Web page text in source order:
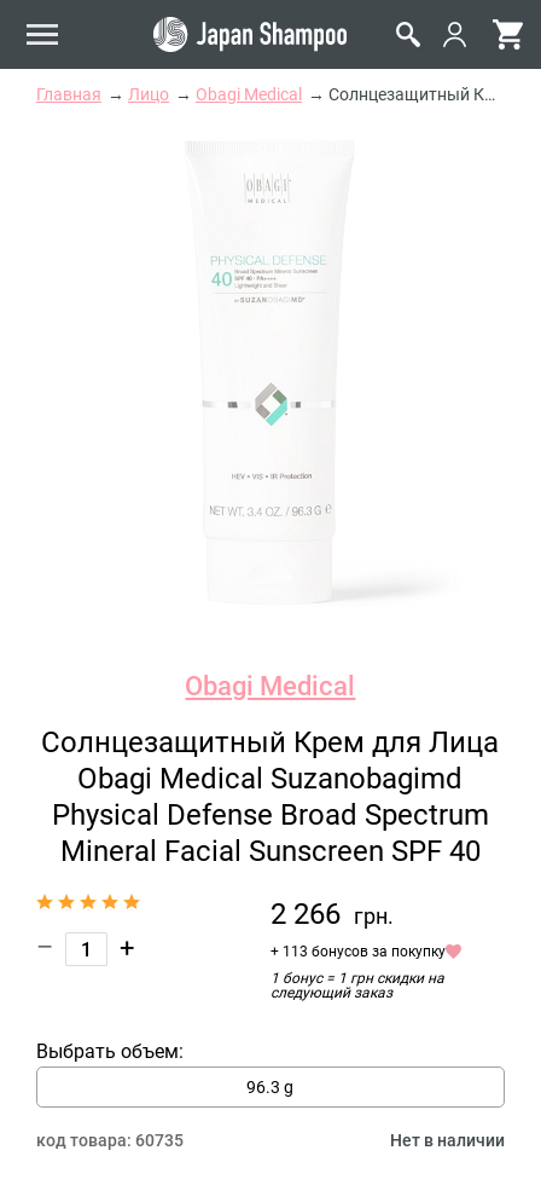
Главная Лицо Obagi Medical Солнцезащитный Крем для Лица Obagi Medical Suzanobagimd Physical Defense Broad Spectrum Mineral Facial Sunscreen SPF 40
Obagi Medical
Солнцезащитный Крем для Лица
Obagi Medical Suzanobagimd
Physical Defense Broad Spectrum
Mineral Facial Sunscreen SPF 40
– +
2 266 грн.
+ 113 бонусов за покупку
1 бонус = 1 грн скидки на
следующий заказ
Выбрать объем:
96.3 g
код товара: 60735 Нет в наличии